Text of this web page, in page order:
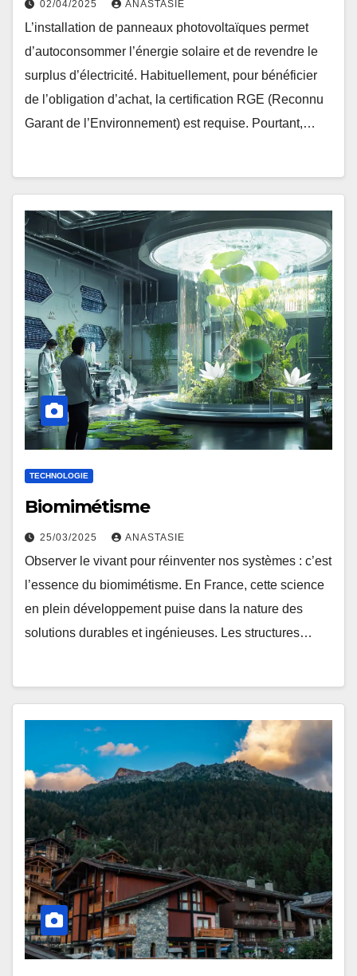
02/04/2025 ANASTASIE
L’installation de panneaux photovoltaïques permet
d’autoconsommer l’énergie solaire et de revendre le
surplus d’électricité. Habituellement, pour bénéficier
de l’obligation d’achat, la certification RGE (Reconnu
Garant de l’Environnement) est requise. Pourtant,…
TECHNOLOGIE
Biomimétisme
25/03/2025 ANASTASIE
Observer le vivant pour réinventer nos systèmes : c’est
l’essence du biomimétisme. En France, cette science
en plein développement puise dans la nature des
solutions durables et ingénieuses. Les structures…